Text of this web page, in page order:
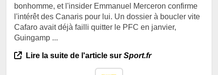
bonhomme, et l'insider Emmanuel Merceron confirme
l'intérêt des Canaris pour lui. Un dossier à boucler vite
Cafaro avait déjà failli quitter le PFC en janvier,
Guingamp ...
Lire la suite de l'article sur Sport.fr